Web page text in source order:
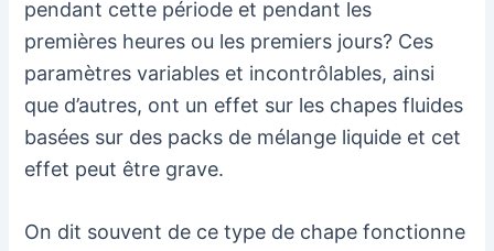
pendant cette période et pendant les
premières heures ou les premiers jours? Ces
paramètres variables et incontrôlables, ainsi
que d’autres, ont un effet sur les chapes fluides
basées sur des packs de mélange liquide et cet
effet peut être grave.
On dit souvent de ce type de chape fonctionne